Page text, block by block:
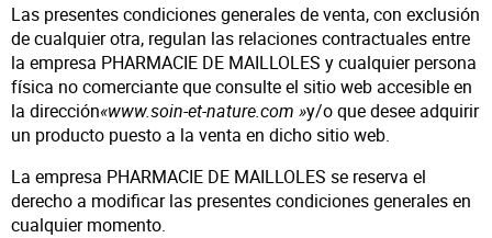
Las presentes condiciones generales de venta, con exclusión
de cualquier otra, regulan las relaciones contractuales entre
la empresa PHARMACIE DE MAILLOLES y cualquier persona
física no comerciante que consulte el sitio web accesible en
la dirección«www.soin-et-nature.com »y/o que desee adquirir
un producto puesto a la venta en dicho sitio web.
La empresa PHARMACIE DE MAILLOLES se reserva el
derecho a modificar las presentes condiciones generales en
cualquier momento.